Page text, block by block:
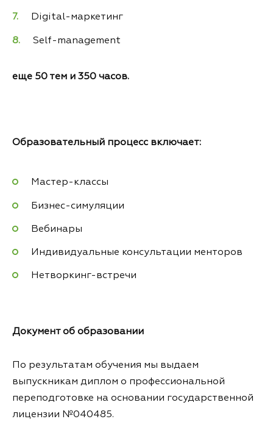
Digital-маркетинг
Self-management
еще 50 тем и 350 часов.
Образовательный процесс включает:
Мастер-классы
Бизнес-симуляции
Вебинары
Индивидуальные консультации менторов
Нетворкинг-встречи
Документ об образовании
По результатам обучения мы выдаем
выпускникам диплом о профессиональной
переподготовке на основании государственной
лицензии №040485.